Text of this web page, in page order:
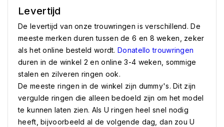
Levertijd
De levertijd van onze trouwringen is verschillend. De
meeste merken duren tussen de 6 en 8 weken, zeker
als het online besteld wordt.Donatello trouwringen
duren in de winkel 2 en online 3-4 weken, sommige
stalen en zilveren ringen ook.
De meeste ringen in de winkel zijn dummy's. Dit zijn
vergulde ringen die alleen bedoeld zijn om het model
te kunnen laten zien. Als U ringen heel snel nodig
heeft, bijvoorbeeld al de volgende dag, dan zou U